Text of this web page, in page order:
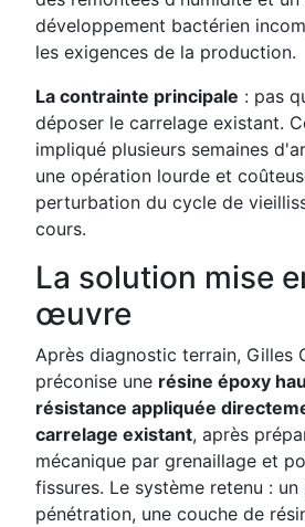
développement bactérien
les exigences de la production.
La contrainte principale : pas
déposer le carrelage existant.
impliqué plusieurs semaines
une opération lourde et
perturbation du cycle de
cours.
La solution mise
œuvre
Après diagnostic terrain, Gilles
préconise une résine époxy
résistance appliquée
carrelage existant, après
mécanique par grenaillage et
fissures. Le système retenu :
pénétration, une couche de